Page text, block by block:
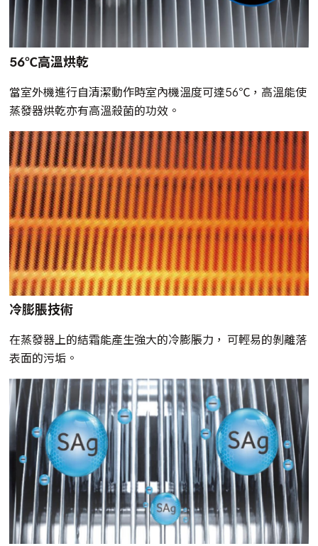
56℃高溫烘乾
當室外機進行自清潔動作時室內機溫度可達56℃，高溫能使
蒸發器烘乾亦有高溫殺菌的功效。
冷膨脹技術
在蒸發器上的結霜能產生強大的冷膨脹力， 可輕易的剝離落
表面的污垢。